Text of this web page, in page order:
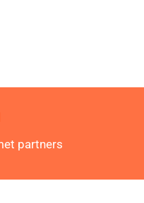
partners